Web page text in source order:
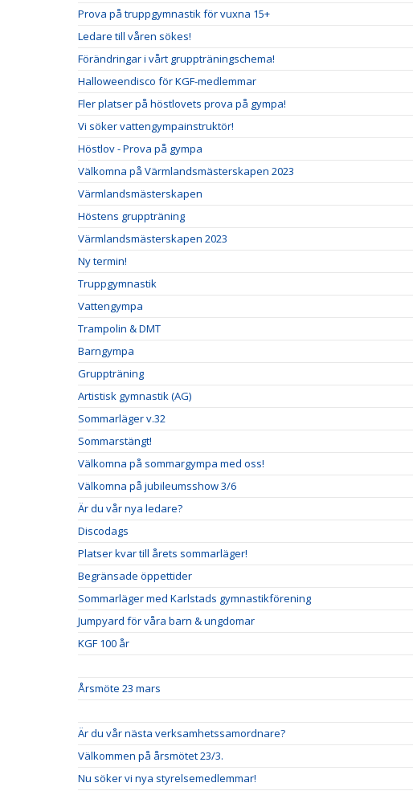
Prova på truppgymnastik för vuxna 15+
Ledare till våren sökes!
Förändringar i vårt gruppträningschema!
Halloweendisco för KGF-medlemmar
Fler platser på höstlovets prova på gympa!
Vi söker vattengympainstruktör!
Höstlov - Prova på gympa
Välkomna på Värmlandsmästerskapen 2023
Värmlandsmästerskapen
Höstens gruppträning
Värmlandsmästerskapen 2023
Ny termin!
Truppgymnastik
Vattengympa
Trampolin & DMT
Barngympa
Gruppträning
Artistisk gymnastik (AG)
Sommarläger v.32
Sommarstängt!
Välkomna på sommargympa med oss!
Välkomna på jubileumsshow 3/6
Är du vår nya ledare?
Discodags
Platser kvar till årets sommarläger!
Begränsade öppettider
Sommarläger med Karlstads gymnastikförening
Jumpyard för våra barn & ungdomar
KGF 100 år
Årsmöte 23 mars
Är du vår nästa verksamhetssamordnare?
Välkommen på årsmötet 23/3.
Nu söker vi nya styrelsemedlemmar!